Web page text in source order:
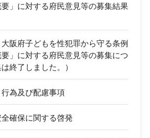
要」に対する府民意見等の募集結果
大阪府子どもを性犯罪から守る条例
要」に対する府民意見等の募集につ
終了しました。）
為及び配慮事項
確保に関する啓発